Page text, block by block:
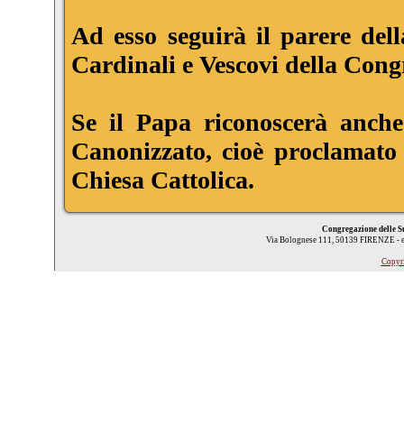
Ad esso seguirà il parere
Cardinali e Vescovi della
Se il Papa riconoscerà
Canonizzato, cioè
Chiesa Cattolica.
Congregazione delle
Via Bolognese 111, 50139 FIRENZE -